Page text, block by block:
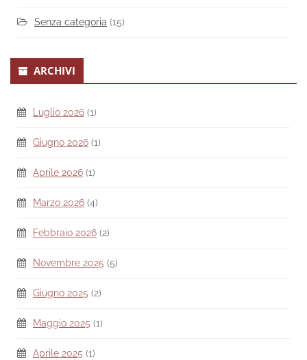
Senza categoria (15)
ARCHIVI
Luglio 2026 (1)
Giugno 2026 (1)
Aprile 2026 (1)
Marzo 2026 (4)
Febbraio 2026 (2)
Novembre 2025 (5)
Giugno 2025 (2)
Maggio 2025 (1)
Aprile 2025 (1)